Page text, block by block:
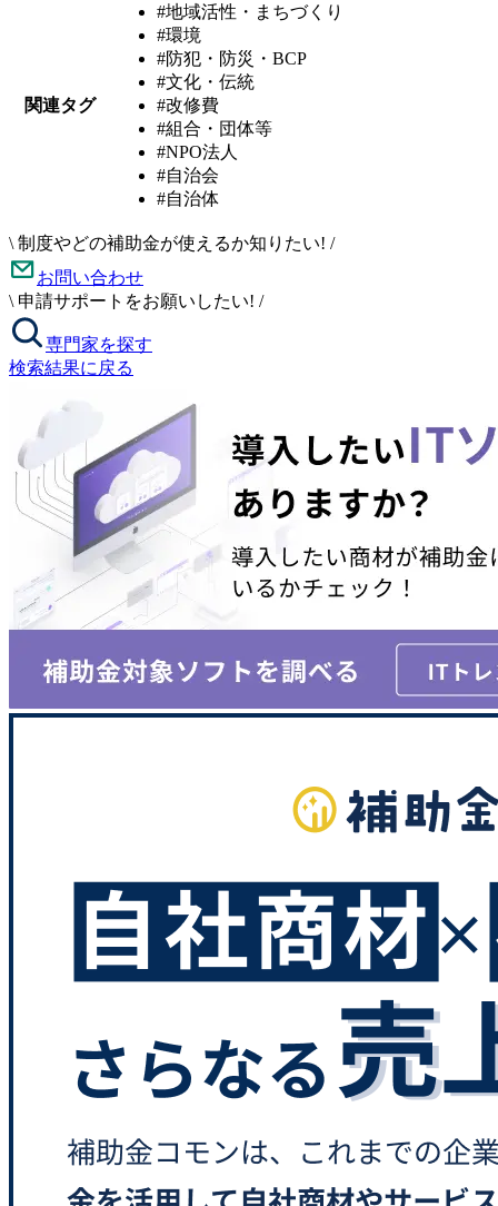
関連タグ
#地域活性・まちづくり
#環境
#防犯・防災・BCP
#文化・伝統
#改修費
#組合・団体等
#NPO法人
#自治会
#自治体
\ 制度やどの補助金が使えるか知りたい! /
お問い合わせ
\ 申請サポートをお願いしたい! /
専門家を探す
検索結果に戻る